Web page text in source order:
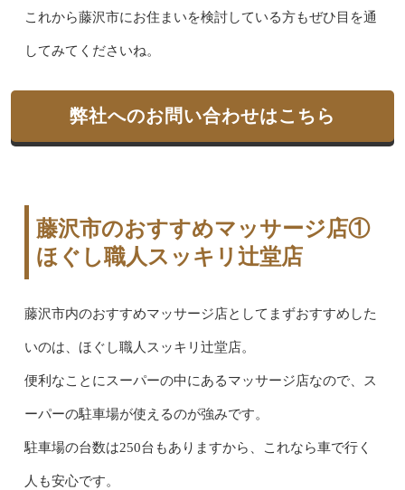
これから藤沢市にお住まいを検討している方もぜひ目を通
してみてくださいね。
弊社へのお問い合わせはこちら
藤沢市のおすすめマッサージ店①
ほぐし職人スッキリ辻堂店
藤沢市内のおすすめマッサージ店としてまずおすすめした
いのは、ほぐし職人スッキリ辻堂店。
便利なことにスーパーの中にあるマッサージ店なので、ス
ーパーの駐車場が使えるのが強みです。
駐車場の台数は250台もありますから、これなら車で行く
人も安心です。